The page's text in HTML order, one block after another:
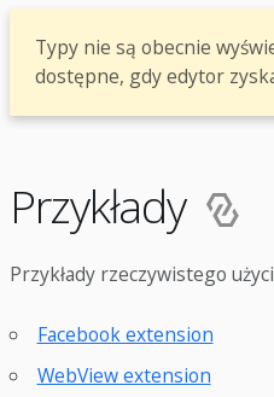
Typy nie są obecnie
dostępne, gdy edytor
Przykłady
Przykłady rzeczywistego
Facebook extension
WebView extension